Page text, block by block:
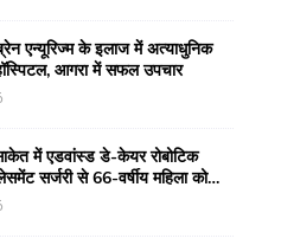
एन्यूरिज्म के इलाज में अत्याधुनिक
आगरा में सफल उपचार
में एडवांस्ड डे-केयर रोबोटिक
सर्जरी से 66-वर्षीय महिला को